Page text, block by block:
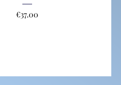
Price
€37.00